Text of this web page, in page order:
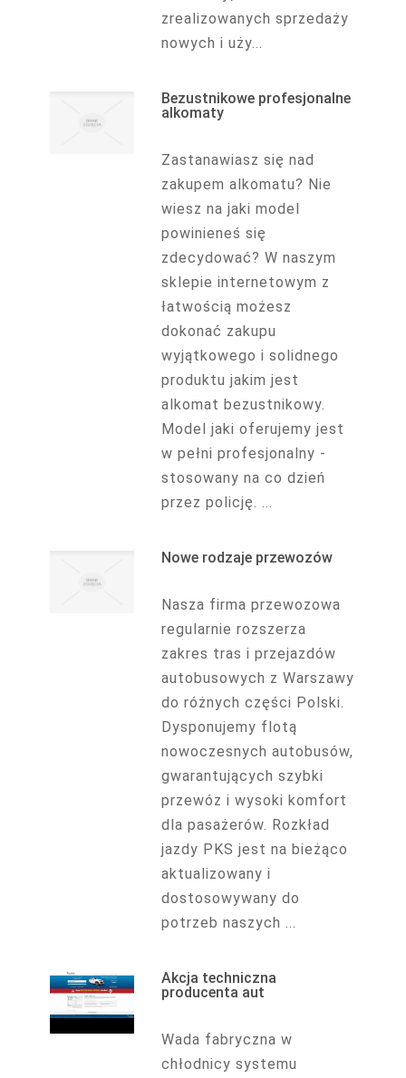
zrealizowanych sprzedaży
nowych i uży...
Bezustnikowe profesjonalne
alkomaty
Zastanawiasz się nad
zakupem alkomatu? Nie
wiesz na jaki model
powinieneś się
zdecydować? W naszym
sklepie internetowym z
łatwością możesz
dokonać zakupu
wyjątkowego i solidnego
produktu jakim jest
alkomat bezustnikowy.
Model jaki oferujemy jest
w pełni profesjonalny -
stosowany na co dzień
przez policję. ...
Nowe rodzaje przewozów
Nasza firma przewozowa
regularnie rozszerza
zakres tras i przejazdów
autobusowych z Warszawy
do różnych części Polski.
Dysponujemy flotą
nowoczesnych autobusów,
gwarantujących szybki
przewóz i wysoki komfort
dla pasażerów. Rozkład
jazdy PKS jest na bieżąco
aktualizowany i
dostosowywany do
potrzeb naszych ...
Akcja techniczna
producenta aut
Wada fabryczna w
chłodnicy systemu